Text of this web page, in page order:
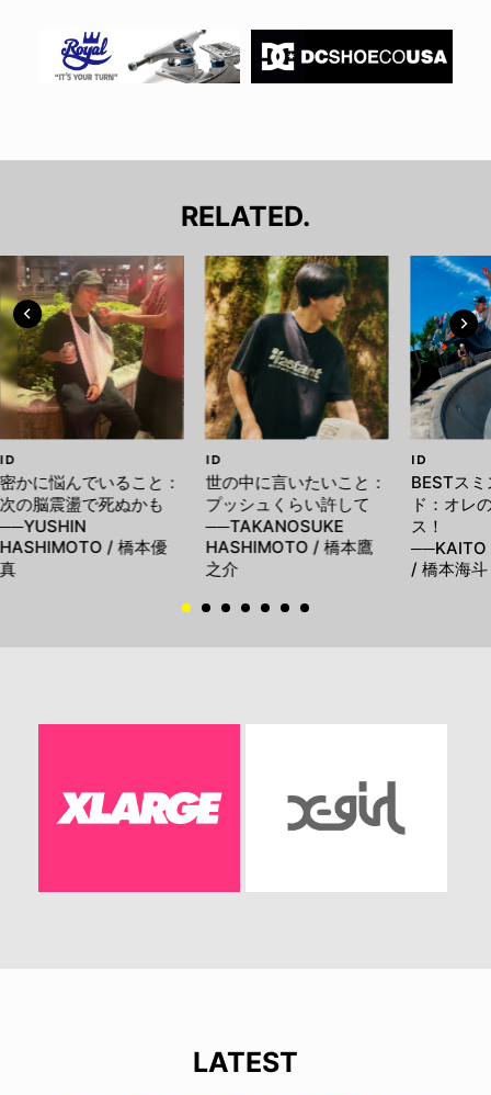
RELATED.
ID
密かに悩んでいること：
次の脳震盪で死ぬかも
──YUSHIN
HASHIMOTO / 橋本優
真
ID
世の中に言いたいこと：
プッシュくらい許して
──TAKANOSUKE
HASHIMOTO / 橋本鷹
之介
ID
BESTス
ド：オレ
ス！
──KAITO
/ 橋本海斗
LATEST